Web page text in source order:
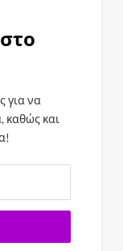
για να
καθώς και